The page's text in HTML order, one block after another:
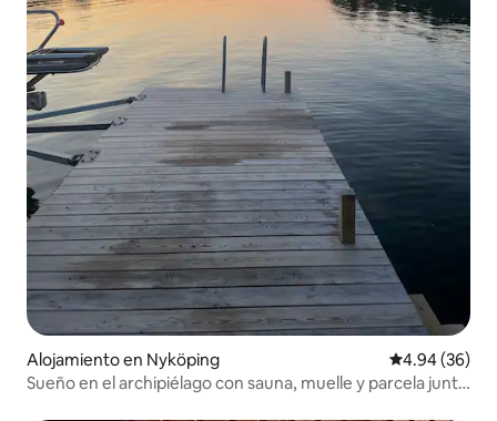
Alojamiento en Nyköping Calificación
4.94 (36)
Sueño en el archipiélago con sauna, muelle y parcela junto